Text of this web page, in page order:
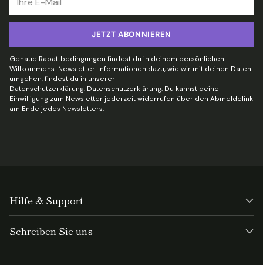
E-
Mail
JETZT ABONNIEREN
Genaue Rabattbedingungen findest du in deinem persönlichen
Willkommens-Newsletter. Informationen dazu, wie wir mit deinen Daten
umgehen, findest du in unserer
Datenschutzerklärung. Datenschutzerklärung. Du kannst deine
Einwilligung zum Newsletter jederzeit widerrufen über den Abmeldelink
am Ende jedes Newsletters.
Hilfe & Support
Schreiben Sie uns